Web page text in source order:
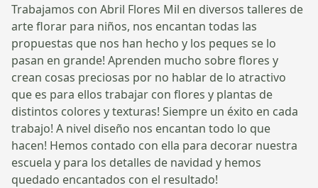
Trabajamos con Abril Flores Mil en diversos talleres de
arte florar para niños, nos encantan todas las
propuestas que nos han hecho y los peques se lo
pasan en grande! Aprenden mucho sobre flores y
crean cosas preciosas por no hablar de lo atractivo
que es para ellos trabajar con flores y plantas de
distintos colores y texturas! Siempre un éxito en cada
trabajo! A nivel diseño nos encantan todo lo que
hacen! Hemos contado con ella para decorar nuestra
escuela y para los detalles de navidad y hemos
quedado encantados con el resultado!